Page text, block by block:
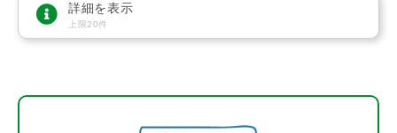
詳細を表示
上限20件